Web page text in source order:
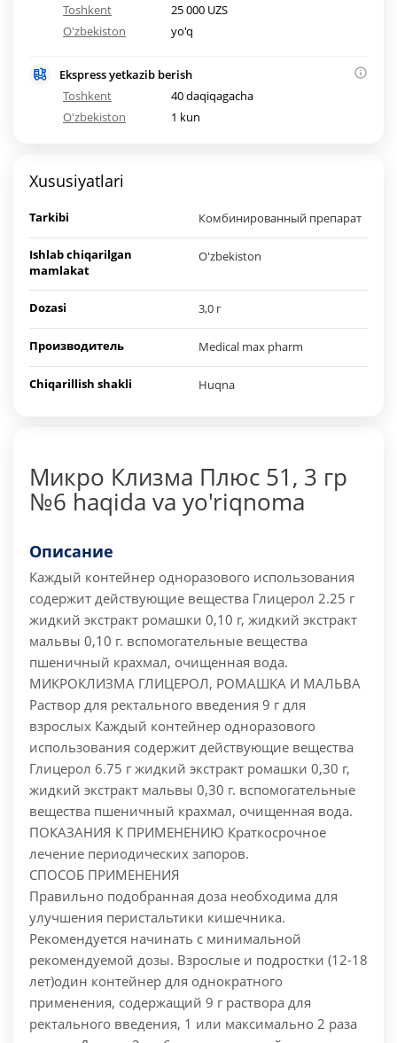
Toshkent
25 000 UZS
O'zbekiston
yo'q
Ekspress yetkazib berish
Toshkent
40 daqiqagacha
O'zbekiston
1 kun
Xususiyatlari
Tarkibi Комбинированный препарат
Ishlab chiqarilgan
mamlakat
O'zbekiston
Dozasi 3,0 г
Производитель Medical max pharm
Chiqarillish shakli Huqna
Микро Клизма Плюс 51, 3 гр
№6 haqida va yo'riqnoma
Описание
Каждый контейнер одноразового использования
содержит действующие вещества Глицерол 2.25 г
жидкий экстракт ромашки 0,10 г, жидкий экстракт
мальвы 0,10 г. вспомогательные вещества
пшеничный крахмал, очищенная вода.
МИКРОКЛИЗМА ГЛИЦЕРОЛ, РОМАШКА И МАЛЬВА
Раствор для ректального введения 9 г для
взрослых Каждый контейнер одноразового
использования содержит действующие вещества
Глицерол 6.75 г жидкий экстракт ромашки 0,30 г,
жидкий экстракт мальвы 0,30 г. вспомогательные
вещества пшеничный крахмал, очищенная вода.
ПОКАЗАНИЯ К ПРИМЕНЕНИЮ Краткосрочное
лечение периодических запоров.
СПОСОБ ПРИМЕНЕНИЯ
Правильно подобранная доза необходима для
улучшения перистальтики кишечника.
Рекомендуется начинать с минимальной
рекомендуемой дозы. Взрослые и подростки (12-18
лет)один контейнер для однократного
применения, содержащий 9 г раствора для
ректального введения, 1 или максимально 2 раза